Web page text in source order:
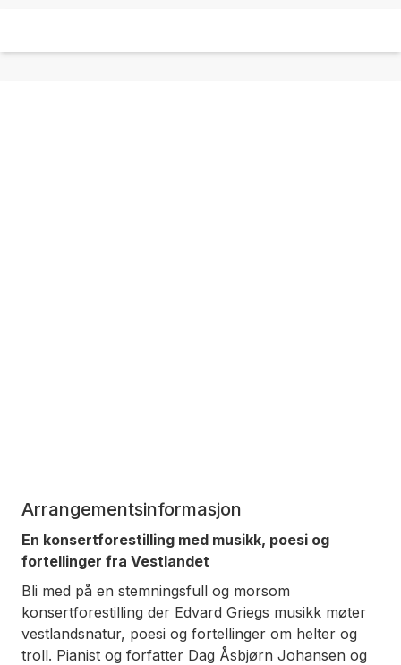
Arrangementsinformasjon
En konsertforestilling med musikk, poesi og
fortellinger fra Vestlandet
Bli med på en stemningsfull og morsom
konsertforestilling der Edvard Griegs musikk møter
vestlandsnatur, poesi og fortellinger om helter og
troll. Pianist og forfatter Dag Åsbjørn Johansen og